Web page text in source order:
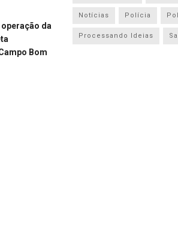
da
Bom
Notícias Polícia
Processando Ideias